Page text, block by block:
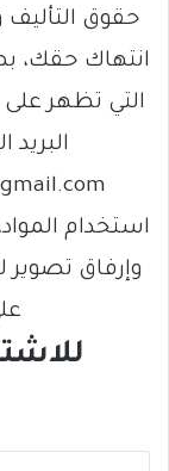
انتهاك حقك،
التي تظهر
البريد
استخدام
وإرفاق